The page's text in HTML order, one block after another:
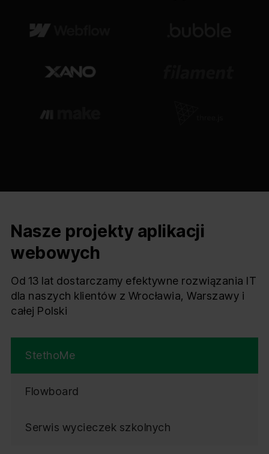
Nasze projekty aplikacji
webowych
Od 13 lat dostarczamy efektywne rozwiązania IT
dla naszych klientów z Wrocławia, Warszawy i
całej Polski
StethoMe
Flowboard
Serwis wycieczek szkolnych